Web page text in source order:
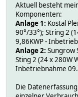
Aktuell besteht
Komponenten:
Anlage 1: Kostal
90°/33°); String 2
9,86KWP -
Anlage 2: Sungrow
Sting 2 (24 x 280W
Inbetriebnahme
Die